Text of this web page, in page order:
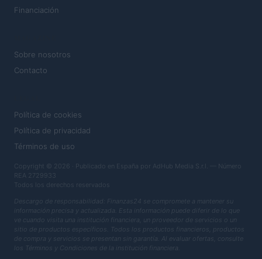
Financiación
Sobre nosotros
Contacto
Política de cookies
Política de privacidad
Términos de uso
Copyright © 2026 · Publicado en España por AdHub Media S.r.l. — Número
REA 2729933
Todos los derechos reservados
Descargo de responsabilidad: Finanzas24 se compromete a mantener su
información precisa y actualizada. Esta información puede diferir de lo que
ve cuando visita una institución financiera, un proveedor de servicios o un
sitio de productos específicos. Todos los productos financieros, productos
de compra y servicios se presentan sin garantía. Al evaluar ofertas, consulte
los Términos y Condiciones de la institución financiera.